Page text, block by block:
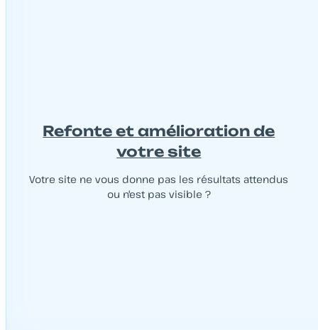
Refonte et amélioration de
votre site
Votre site ne vous donne pas les résultats attendus
ou n'est pas visible ?